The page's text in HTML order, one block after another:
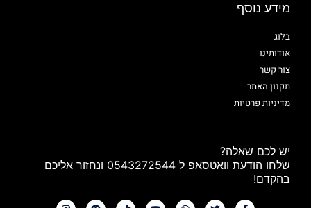
מידע נוסף
בלוג
אודותינו
צור קשר
תקנון האתר
מדיניות פרטיות
יש לכם שאלה?
שלחו הודעת וואטסאפ ל 0543272544 ונחזור אליכם
בהקדם!